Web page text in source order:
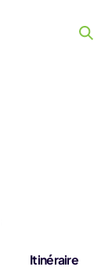
Itinéraire